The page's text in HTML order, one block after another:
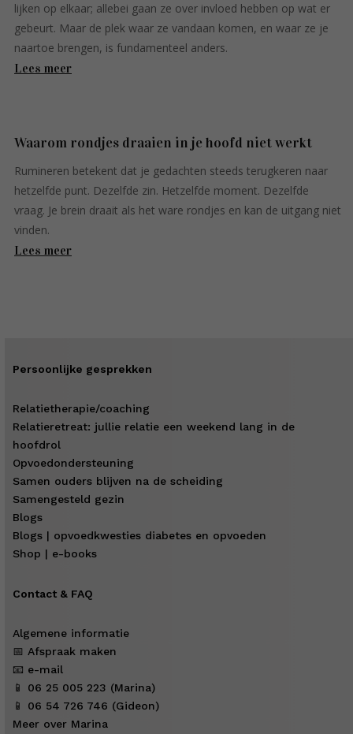
lijken op elkaar; allebei gaan ze over invloed hebben op wat er
gebeurt. Maar de plek waar ze vandaan komen, en waar ze je
naartoe brengen, is fundamenteel anders.
Lees meer
Waarom rondjes draaien in je hoofd niet werkt
Rumineren betekent dat je gedachten steeds terugkeren naar
hetzelfde punt. Dezelfde zin. Hetzelfde moment. Dezelfde
vraag. Je brein draait als het ware rondjes en kan de uitgang niet
vinden.
Lees meer
Persoonlijke gesprekken
Relatietherapie/coaching
Relatieretreat: jullie relatie een weekend lang in de
hoofdrol
Opvoedondersteuning
Samen ouders blijven na de scheiding
Samengesteld gezin
Blogs
Blogs | opvoedkwesties diabetes en opvoeden
Shop | e-books
Contact & FAQ
Algemene informatie
📅 Afspraak maken
📧 e-mail
📱 06 25 005 223 (Marina)
📱 06 54 726 746 (Gideon)
Meer over Marina